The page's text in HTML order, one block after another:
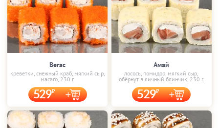
Вегас
креветки, снежный краб, мягкий сыр,
масаго, 230 г.
529
Амай
лосось, помидор, мягкий сыр,
обёрнут в яичный блинчик, 230 г.
529